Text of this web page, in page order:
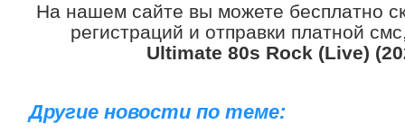
На нашем сайте вы можете бесплатно
регистраций и отправки платной
Ultimate 80s Rock (Live)
Другие новости по теме: